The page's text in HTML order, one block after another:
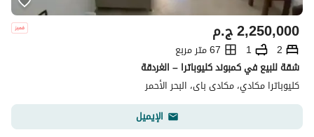
ج.م2,250,000
2
1
67 متر مربع
شقة للبيع في كمبوند كليوباترا – الغردقة
كليوباترا مكادي، مكادى باى، البحر الأحمر
الإيميل